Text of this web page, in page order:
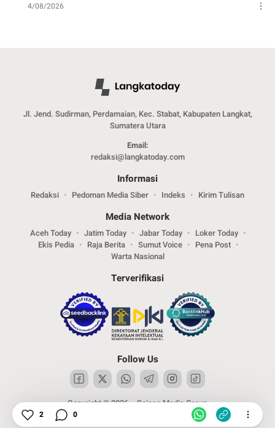
4/08/2026
Jl. Jend. Sudirman, Perdamaian, Kec. Stabat, Kabupaten Langkat,
Sumatera Utara
Email:
redaksi@langkatoday.com
Informasi
Redaksi Pedoman Media Siber Indeks Kirim Tulisan
Media Network
Aceh Today Jatim Today Jabar Today
Loker Today
Ekis Pedia
Raja Berita Sumut Voice
Pena Post
Warta Nasional
Terverifikasi
Follow Us
Copyright © 2026 – Sejasa Media Group
2 0